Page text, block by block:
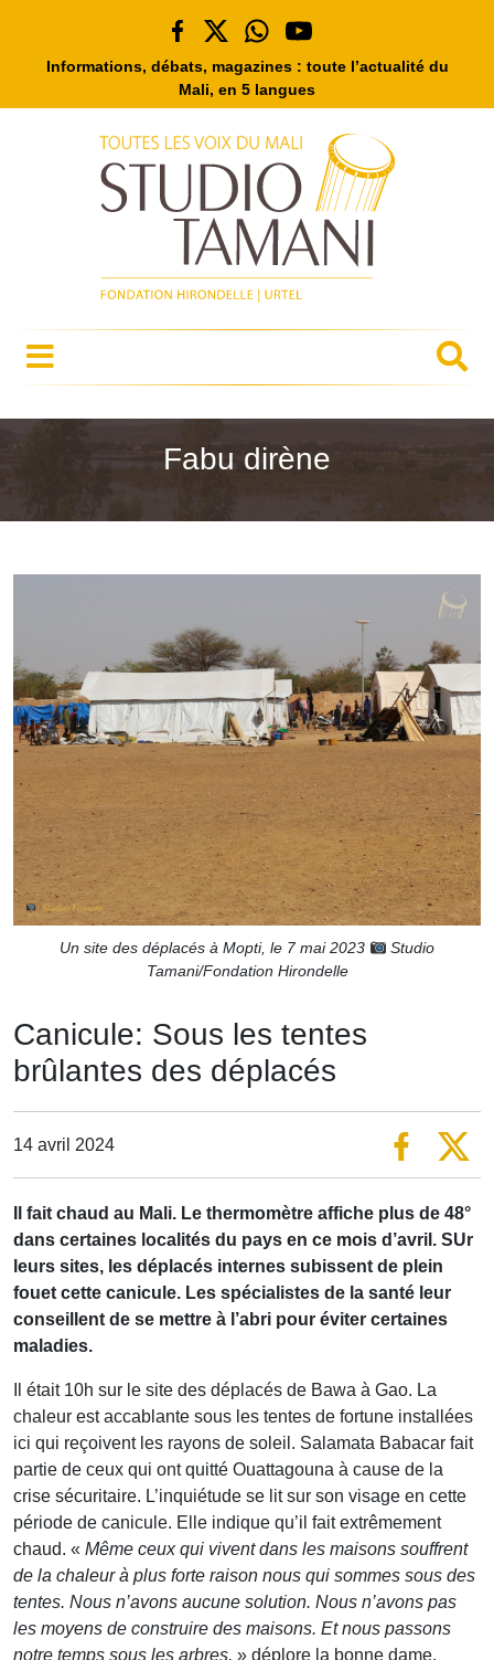
Informations, débats, magazines : toute l’actualité du
Mali, en 5 langues
Fabu dirène
Un site des déplacés à Mopti, le 7 mai 2023
Studio
Tamani/Fondation Hirondelle
Canicule: Sous les tentes
brûlantes des déplacés
14 avril 2024
Il fait chaud au Mali. Le thermomètre affiche plus de 48°
dans certaines localités du pays en ce mois d’avril. SUr
leurs sites, les déplacés internes subissent de plein
fouet cette canicule. Les spécialistes de la santé leur
conseillent de se mettre à l’abri pour éviter certaines
maladies.
Il était 10h sur le site des déplacés de Bawa à Gao. La
chaleur est accablante sous les tentes de fortune installées
ici qui reçoivent les rayons de soleil. Salamata Babacar fait
partie de ceux qui ont quitté Ouattagouna à cause de la
crise sécuritaire. L’inquiétude se lit sur son visage en cette
période de canicule. Elle indique qu’il fait extrêmement
chaud. « Même ceux qui vivent dans les maisons souffrent
de la chaleur à plus forte raison nous qui sommes sous des
tentes. Nous n’avons aucune solution. Nous n’avons pas
les moyens de construire des maisons. Et nous passons
notre temps sous les arbres, » déplore la bonne dame.